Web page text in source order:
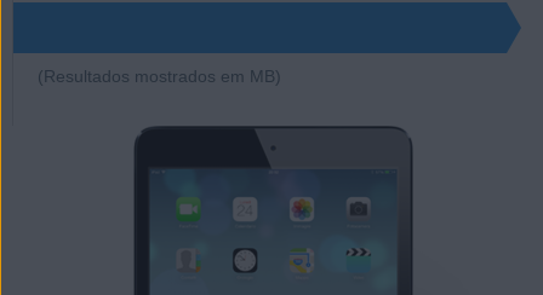
(Resultados mostrados em MB)